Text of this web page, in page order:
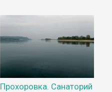
Прохоровка. Санаторий